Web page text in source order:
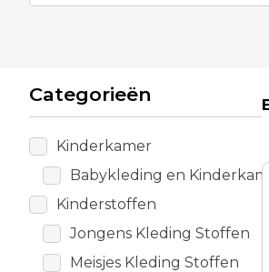
Categorieën
Kinderkamer
Babykleding en
Kinderstoffen
Jongens Kleding Stoffen
Meisjes Kleding Stoffen